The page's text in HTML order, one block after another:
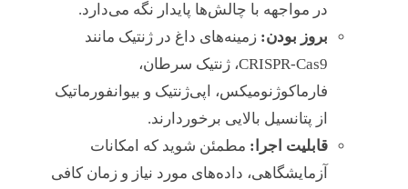
در مواجهه با چالش‌ها پایدار نگه می‌دارد.
بروز بودن: زمینه‌های داغ در ژنتیک مانند
CRISPR-Cas9، ژنتیک سرطان،
فارماکوژنومیکس، اپی‌ژنتیک و بیوانفورماتیک
از پتانسیل بالایی برخوردارند.
قابلیت اجرا: مطمئن شوید که امکانات
آزمایشگاهی، داده‌های مورد نیاز و زمان کافی